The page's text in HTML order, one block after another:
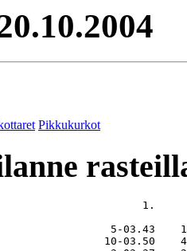
Pikkukurkot
1.
5-03.43
10-03.50